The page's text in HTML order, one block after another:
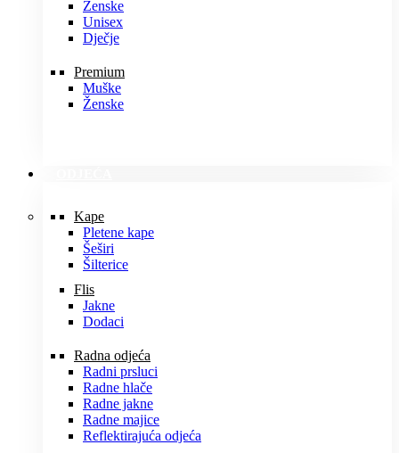
Ženske
Unisex
Dječje
Premium
Muške
Ženske
Kape
Pletene kape
Šeširi
Šilterice
Flis
Jakne
Dodaci
Radna odjeća
Radni prsluci
Radne hlače
Radne jakne
Radne majice
Reflektirajuća odjeća